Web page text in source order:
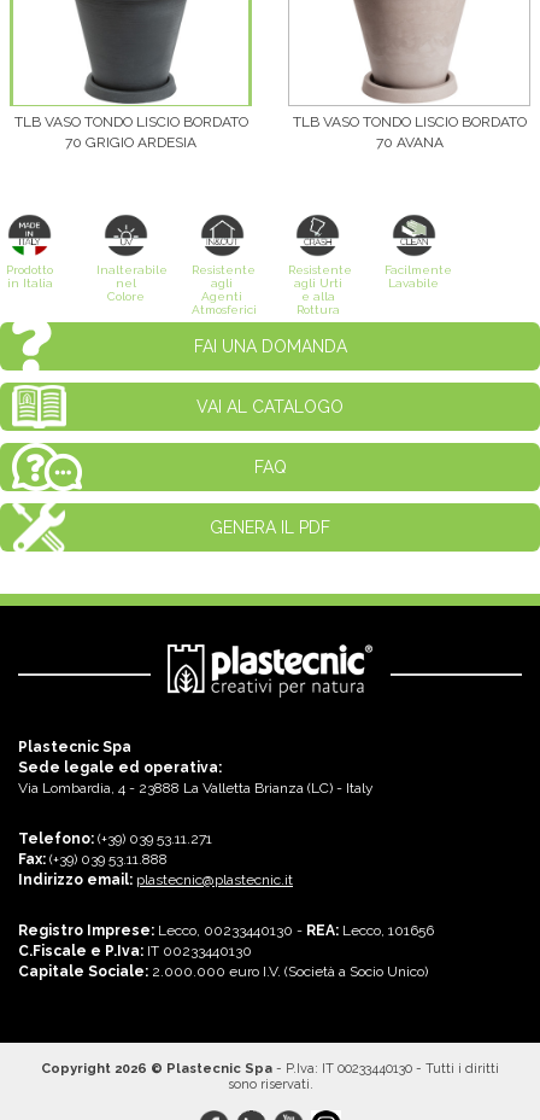
TLB VASO TONDO LISCIO BORDATO
70 GRIGIO ARDESIA
TLB VASO TONDO LISCIO BORDATO
70 AVANA
Prodotto
in Italia
Inalterabile
nel
Colore
Resistente
agli
Agenti
Atmosferici
Resistente
agli Urti
e alla
Rottura
Facilmente
Lavabile
FAI UNA DOMANDA
VAI AL CATALOGO
FAQ
GENERA IL PDF
Plastecnic Spa
Sede legale ed operativa:
Via Lombardia, 4 - 23888 La Valletta Brianza (LC) - Italy
Telefono: (+39) 039 53.11.271
Fax: (+39) 039 53.11.888
Indirizzo email: plastecnic@plastecnic.it
Registro Imprese: Lecco, 00233440130 - REA: Lecco, 101656
C.Fiscale e P.Iva: IT 00233440130
Capitale Sociale: 2.000.000 euro I.V. (Società a Socio Unico)
Copyright 2026 © Plastecnic Spa - P.Iva: IT 00233440130 - Tutti i diritti
sono riservati.